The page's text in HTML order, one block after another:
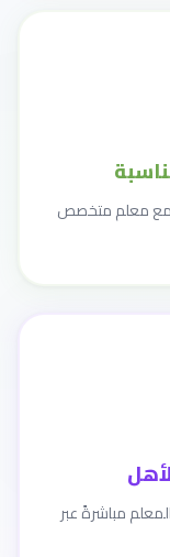
صغيرة (3-5 طلاب) مع معلم متخصص
مباشرةً عبر